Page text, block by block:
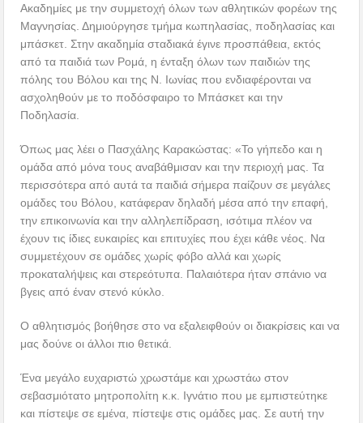
Ακαδημίες με την συμμετοχή όλων των αθλητικών φορέων της
Μαγνησίας. Δημιούργησε τμήμα κωπηλασίας, ποδηλασίας και
μπάσκετ. Στην ακαδημία σταδιακά έγινε προσπάθεια, εκτός
από τα παιδιά των Ρομά, η ένταξη όλων των παιδιών της
πόλης του Βόλου και της Ν. Ιωνίας που ενδιαφέρονται να
ασχοληθούν με το ποδόσφαιρο το Μπάσκετ και την
Ποδηλασία.
Όπως μας λέει ο Πασχάλης Καρακώστας: «Το γήπεδο και η
ομάδα από μόνα τους αναβάθμισαν και την περιοχή μας. Τα
περισσότερα από αυτά τα παιδιά σήμερα παίζουν σε μεγάλες
ομάδες του Βόλου, κατάφεραν δηλαδή μέσα από την επαφή,
την επικοινωνία και την αλληλεπίδραση, ισότιμα πλέον να
έχουν τις ίδιες ευκαιρίες και επιτυχίες που έχει κάθε νέος. Να
συμμετέχουν σε ομάδες χωρίς φόβο αλλά και χωρίς
προκαταλήψεις και στερεότυπα. Παλαιότερα ήταν σπάνιο να
βγεις από έναν στενό κύκλο.
Ο αθλητισμός βοήθησε στο να εξαλειφθούν οι διακρίσεις και να
μας δούνε οι άλλοι πιο θετικά.
Ένα μεγάλο ευχαριστώ χρωστάμε και χρωστάω στον
σεβασμιότατο μητροπολίτη κ.κ. Ιγνάτιο που με εμπιστεύτηκε
και πίστεψε σε εμένα, πίστεψε στις ομάδες μας. Σε αυτή την